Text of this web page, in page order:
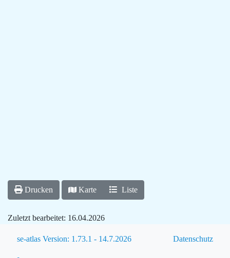
Drucken Karte Liste
Zuletzt bearbeitet: 16.04.2026
se-atlas Version: 1.73.1 - 14.7.2026 Datenschutz